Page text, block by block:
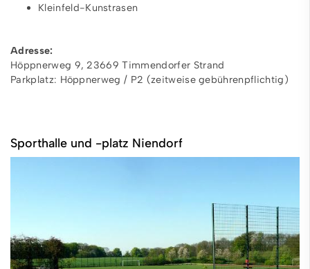
Kleinfeld-Kunstrasen
Adresse:
Höppnerweg 9, 23669 Timmendorfer Strand
Parkplatz: Höppnerweg / P2 (zeitweise gebührenpflichtig)
Sporthalle und -platz Niendorf